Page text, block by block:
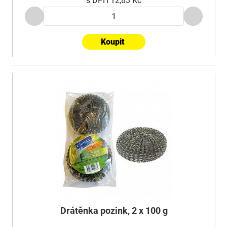
Koupit
Drátěnka pozink, 2 x 100 g